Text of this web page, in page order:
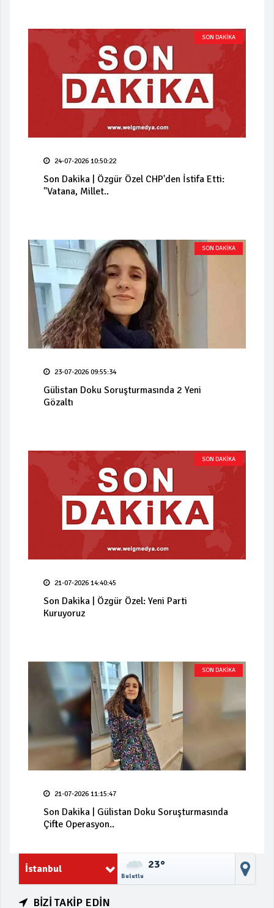
SON DAKİKA
24-07-2026 10:50:22
Son Dakika | Özgür Özel CHP'den İstifa Etti:
"Vatana, Millet..
SON DAKİKA
23-07-2026 09:55:34
Gülistan Doku Soruşturmasında 2 Yeni
Gözaltı
SON DAKİKA
21-07-2026 14:40:45
Son Dakika | Özgür Özel: Yeni Parti
Kuruyoruz
SON DAKİKA
21-07-2026 11:15:47
Son Dakika | Gülistan Doku Soruşturmasında
Çifte Operasyon..
İstanbul 23°
Bulutlu
BİZİ TAKİP EDİN